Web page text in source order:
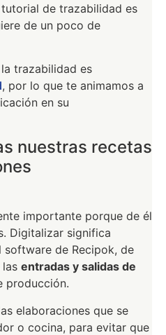
de trazabilidad es
de un poco de
trazabilidad es
, por lo que te animamos a
en su
nuestras recetas
importante porque de él
Digitalizar significa
de Recipok, de
entradas y salidas de
producción.
elaboraciones que se
o cocina, para evitar que